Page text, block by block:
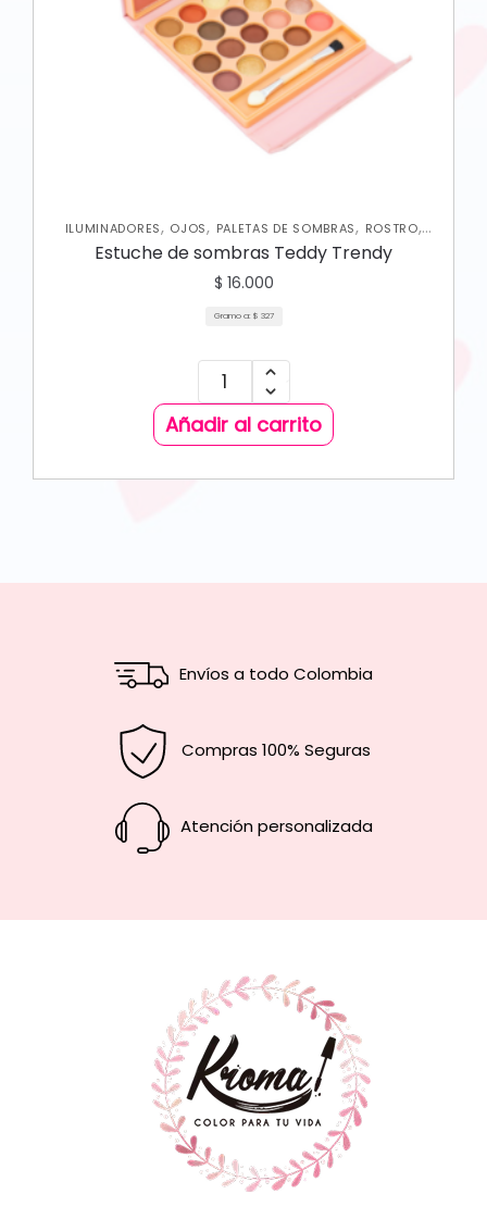
ILUMINADORES, OJOS, PALETAS DE SOMBRAS, ROSTRO,
RUBORES
Estuche de sombras Teddy Trendy
$ 16.000
Gramo a: $ 327
Añadir al carrito
Envíos a todo Colombia
Compras 100% Seguras
Atención personalizada